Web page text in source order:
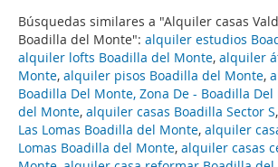
Búsquedas similares a "Alquiler casas
Boadilla del Monte": alquiler estudios
alquiler lofts Boadilla del Monte, alquiler
Monte, alquiler pisos Boadilla del Monte,
Boadilla Del Monte, Zona De - Boadilla
del Monte, alquiler casas Boadilla Sector S,
Las Lomas Boadilla del Monte, alquiler
Lomas Boadilla del Monte, alquiler casas